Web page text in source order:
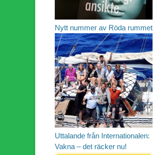
Nytt nummer av Röda rummet
Uttalande från Internationalen:
Vakna – det räcker nu!